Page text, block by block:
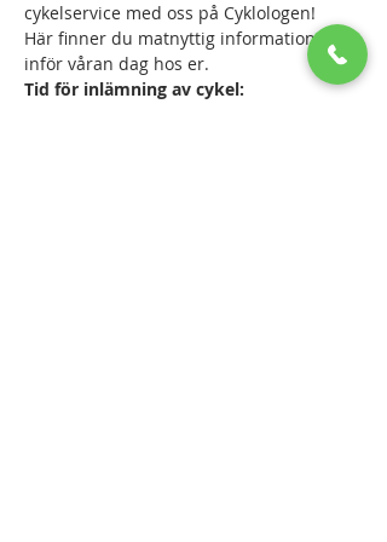
cykelservice med oss på Cyklologen!
Här finner du matnyttig information
inför våran dag hos er.
Tid för inlämning av cykel: